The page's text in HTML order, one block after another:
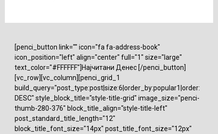
[penci_button link="" icon="fa fa-address-book"
icon_position="left" align="center" full="1" size="large"
text_color="#FFFFFF"]Најчитани Денес [/penci_button]
[vc_row][vc_column][penci_grid_1
build_query="post_type:post|size:6|order_by:popular1|order:
DESC" style_block_title="style-title-grid" image_size="penci-
thumb-280-376" block_title_align="style-title-left"
post_standard_title_length="12"
block_title_font_size="14px" post_title_font_size="12px"